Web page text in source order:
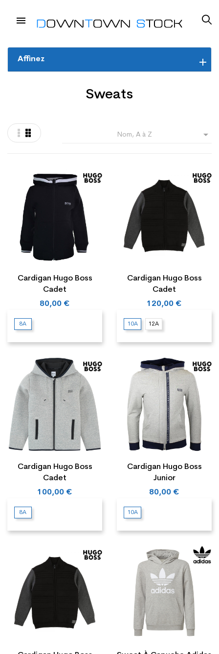
Affinez
Sweats
Nom, A à Z 
Cardigan Hugo Boss
Cadet
80,00 €
8A
Cardigan Hugo Boss
Cadet
120,00 €
10A 12A
Cardigan Hugo Boss
Cadet
100,00 €
8A
Cardigan Hugo Boss
Junior
80,00 €
10A